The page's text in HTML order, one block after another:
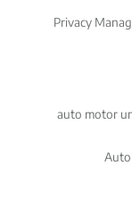
Privacy
auto motor